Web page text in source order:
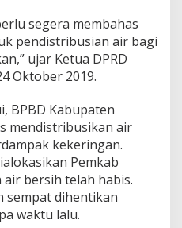
segera membahas
pendistribusian air bagi
ujar Ketua DPRD
Oktober 2019.
BPBD Kabupaten
mendistribusikan air
kekeringan.
Pemkab
bersih telah habis.
sempat dihentikan
waktu lalu.